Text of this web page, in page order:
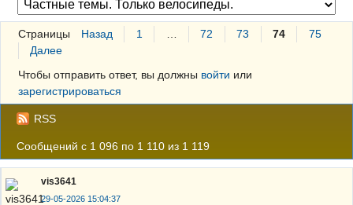
Правила
Поиск
Регистрация
Вход
Страницы Назад 1 72 73 74
75
Далее
Чтобы отправить ответ, вы должны войти или
зарегистрироваться
RSS
Сообщений с 1 096 по 1 110 из 1 119
vis3641
29-05-2026 15:04:37